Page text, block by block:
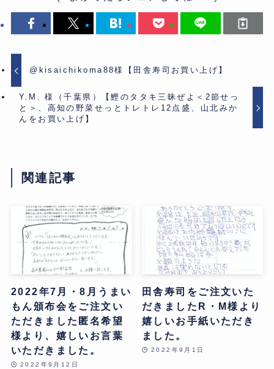
@kisaichikoma88様【田舎寿司お買い上げ】
Y.M. 様（千葉県）【鰹のタタキ三昧ぜよ＜2節せっ
と＞、高知の野菜せっとトレトレ12点盛、山北みか
んをお買い上げ】
関連記事
2022年7月・8月うまい
もん頒布会をご注文い
ただきました匿名希望
様より、嬉しいお言葉
いただきました。
2022年9月12日
田舎寿司をご注文いた
だきましたR・M様より
嬉しいお手紙いただき
ました。
2022年9月1日